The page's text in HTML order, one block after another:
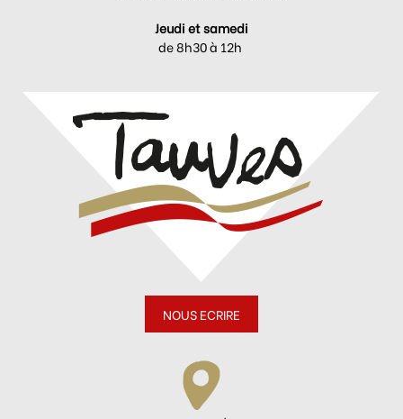
Jeudi et samedi
de 8h30 à 12h
NOUS ECRIRE